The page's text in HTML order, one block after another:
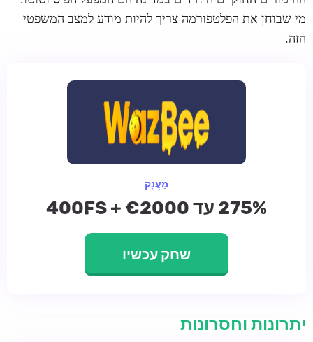
מי שבוחן את הפלטפורמה צריך להיות מודע למצב המשפטי
הזה.
מַעֲנָק
275% עד €2000 + 400FS
שחק עכשיו
יתרונות וחסרונות